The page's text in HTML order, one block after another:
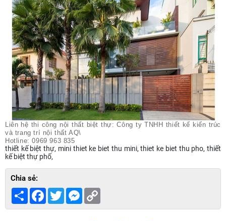
Liên hệ thi công nội thất biệt thự: Công ty TNHH thiết kế kiến trúc
và trang trí nội thất AQ\
Hotline: 0969 963 835
thiết kế biệt thự, mini thiet ke biet thu mini, thiet ke biet thu pho, thiết
kế biệt thự phố,
Chia sẻ:
Share Facebook
TwitterMessenger